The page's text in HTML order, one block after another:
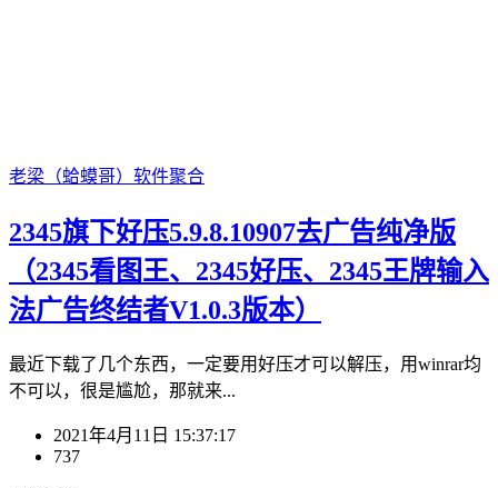
老梁（蛤蟆哥） 软件聚合
2345旗下好压5.9.8.10907去广告纯净版
（2345看图王、2345好压、2345王牌输入
法广告终结者V1.0.3版本）
最近下载了几个东西，一定要用好压才可以解压，用winrar均
不可以，很是尴尬，那就来...
2021年4月11日 15:37:17
737